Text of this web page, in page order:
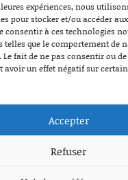
expériences, nous
pour stocker et/ou accéder
consentir à ces technologies
telles que le comportement de
Le fait de ne pas consentir ou
avoir un effet négatif sur
Accepter
Refuser
DUCLOS TISSOT
de Ternier
Julien en Genevois
20 80